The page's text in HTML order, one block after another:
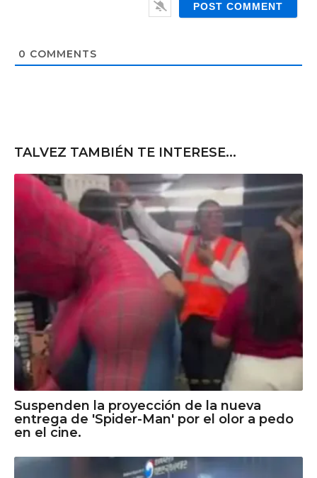
e
0 COMMENTS
TALVEZ TAMBIÉN TE INTERESE...
Suspenden la proyección de la nueva
entrega de 'Spider-Man' por el olor a pedo
en el cine.